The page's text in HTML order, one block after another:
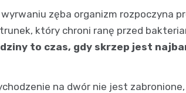
zęba organizm rozpoczyna
który chroni ranę przed
to czas, gdy skrzep jest
na dwór nie jest